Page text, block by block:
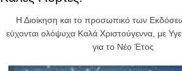
Η Διοίκηση και το προσωπικό των
εύχονται ολόψυχα Καλά Χριστούγεννα, με
για το Νέο Έτος